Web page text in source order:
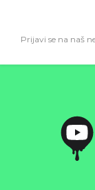
Prijavi se na naš